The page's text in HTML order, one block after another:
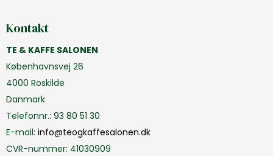
Kontakt
TE & KAFFE SALONEN
Københavnsvej 26
4000 Roskilde
Danmark
Telefonnr.: 93 80 51 30
E-mail: info@teogkaffesalonen.dk
CVR-nummer: 41030909